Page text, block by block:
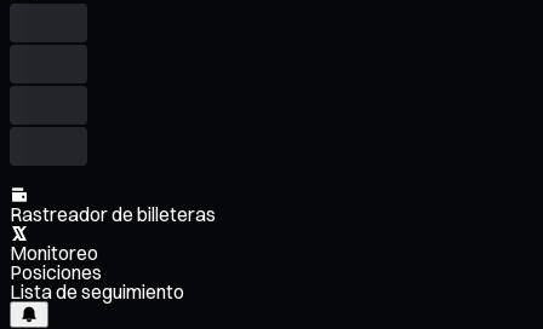
Rastreador de billeteras
Monitoreo
Posiciones
Lista de seguimiento